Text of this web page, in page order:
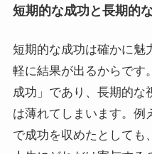
短期的な成功と長期的
短期的な成功は確かに魅
軽に結果が出るからです
成功」であり、長期的な
は薄れてしまいます。例
で成功を収めたとしても